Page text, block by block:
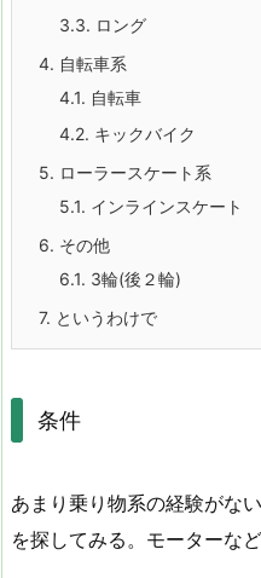
3.3. ロング
4. 自転車系
4.1. 自転車
4.2. キックバイク
5. ローラースケート系
5.1. インラインスケート
6. その他
6.1. 3輪(後２輪)
7. というわけで
条件
あまり乗り物系の経験がな
を探してみる。モーターな